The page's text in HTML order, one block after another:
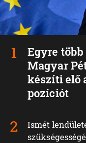
Egyre
Magyar
készíti elő
pozíciót
Ismét